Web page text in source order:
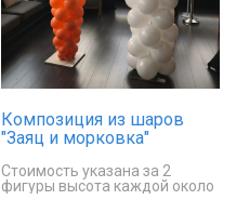
Композиция из шаров
"Заяц и морковка"
Стоимость указана за 2
фигуры высота каждой около